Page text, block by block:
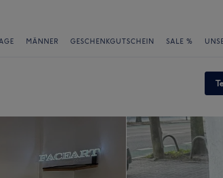
MÄNNER GESCHENKGUTSCHEIN SALE %